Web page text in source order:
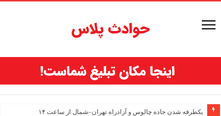
یکطرفه شدن جاده چالوس و آزادراه تهران–شمال از ساعت ۱۴